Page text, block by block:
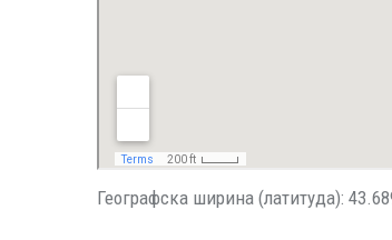
Географска ширина (латитуда):